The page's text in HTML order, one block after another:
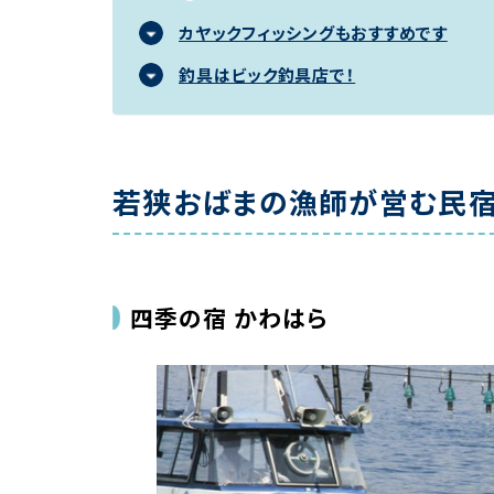
カヤックフィッシングもおすすめです
釣具はビック釣具店で！
若狭おばまの漁師が営む民
四季の宿 かわはら